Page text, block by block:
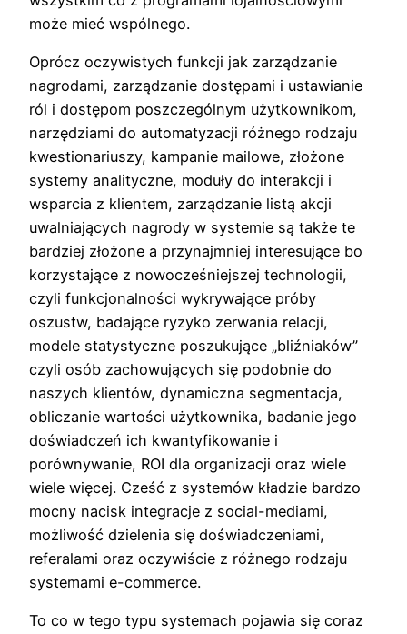
może mieć wspólnego.
Oprócz oczywistych funkcji jak zarządzanie
nagrodami, zarządzanie dostępami i ustawianie
ról i dostępom poszczególnym użytkownikom,
narzędziami do automatyzacji różnego rodzaju
kwestionariuszy, kampanie mailowe, złożone
systemy analityczne, moduły do interakcji i
wsparcia z klientem, zarządzanie listą akcji
uwalniających nagrody w systemie są także te
bardziej złożone a przynajmniej interesujące bo
korzystające z nowocześniejszej technologii,
czyli funkcjonalności wykrywające próby
oszustw, badające ryzyko zerwania relacji,
modele statystyczne poszukujące „bliźniaków”
czyli osób zachowujących się podobnie do
naszych klientów, dynamiczna segmentacja,
obliczanie wartości użytkownika, badanie jego
doświadczeń ich kwantyfikowanie i
porównywanie, ROI dla organizacji oraz wiele
wiele więcej. Cześć z systemów kładzie bardzo
mocny nacisk integracje z social-mediami,
możliwość dzielenia się doświadczeniami,
referalami oraz oczywiście z różnego rodzaju
systemami e-commerce.
To co w tego typu systemach pojawia się coraz